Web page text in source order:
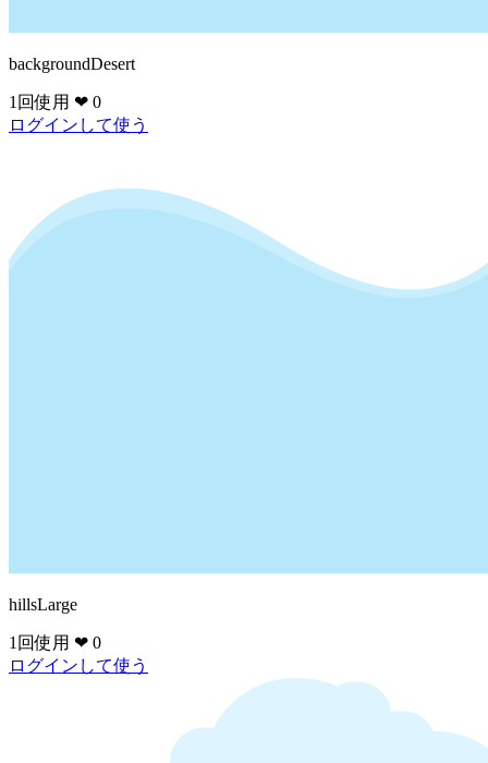
backgroundDesert
1回使用 ❤ 0
ログインして使う
hillsLarge
1回使用 ❤ 0
ログインして使う